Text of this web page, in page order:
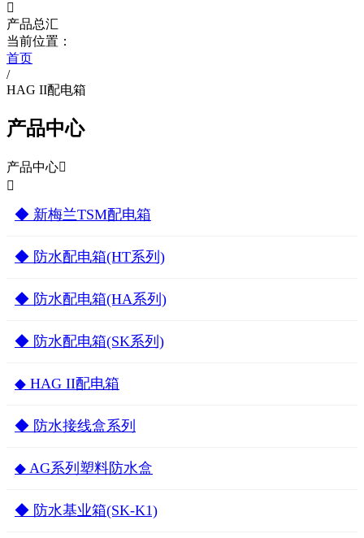

产品总汇
当前位置：
首页
/
HAG II配电箱
产品中心
产品中心

◆ 新梅兰TSM配电箱
◆ 防水配电箱(HT系列)
◆ 防水配电箱(HA系列)
◆ 防水配电箱(SK系列)
◆ HAG II配电箱
◆ 防水接线盒系列
◆ AG系列塑料防水盒
◆ 防水基业箱(SK-K1)